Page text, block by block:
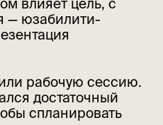
влияет цель, с
— юзабилити-
рабочую сессию.
достаточный
спланировать